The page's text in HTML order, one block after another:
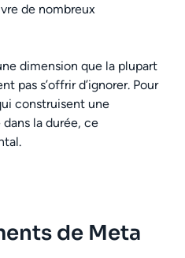
de nombreux
dimension que la plupart
pas s’offrir d’ignorer. Pour
construisent une
la durée, ce
de Meta